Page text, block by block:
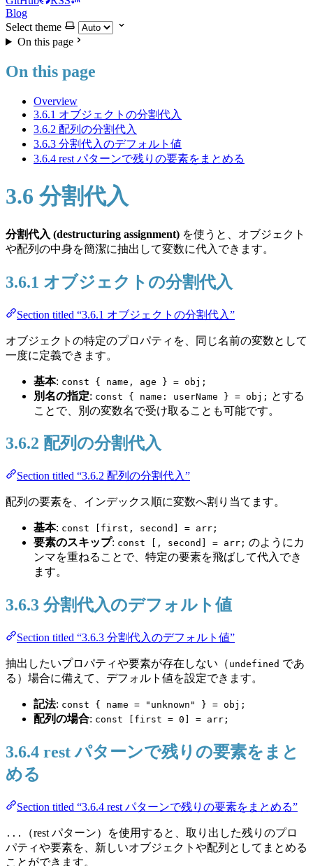
Blog
Select theme
On this page
On this page
Overview
3.6.1 オブジェクトの分割代入
3.6.2 配列の分割代入
3.6.3 分割代入のデフォルト値
3.6.4 rest パターンで残りの要素をまとめる
3.6 分割代入
分割代入 (destructuring assignment) を使うと、オブジェクト
や配列の中身を簡潔に抽出して変数に代入できます。
3.6.1 オブジェクトの分割代入
Section titled “3.6.1 オブジェクトの分割代入”
オブジェクトの特定のプロパティを、同じ名前の変数として
一度に定義できます。
基本: const { name, age } = obj;
別名の指定: const { name: userName } = obj; とする
ことで、別の変数名で受け取ることも可能です。
3.6.2 配列の分割代入
Section titled “3.6.2 配列の分割代入”
配列の要素を、インデックス順に変数へ割り当てます。
基本: const [first, second] = arr;
要素のスキップ: const [, second] = arr; のようにカ
ンマを重ねることで、特定の要素を飛ばして代入でき
ます。
3.6.3 分割代入のデフォルト値
Section titled “3.6.3 分割代入のデフォルト値”
抽出したいプロパティや要素が存在しない（ undefined であ
る）場合に備えて、デフォルト値を設定できます。
記法: const { name = "unknown" } = obj;
配列の場合: const [first = 0] = arr;
3.6.4 rest パターンで残りの要素をまと
める
Section titled “3.6.4 rest パターンで残りの要素をまとめる”
...
（rest パターン）を使用すると、取り出した残りのプロ
パティや要素を、新しいオブジェクトや配列としてまとめる
ことができます。